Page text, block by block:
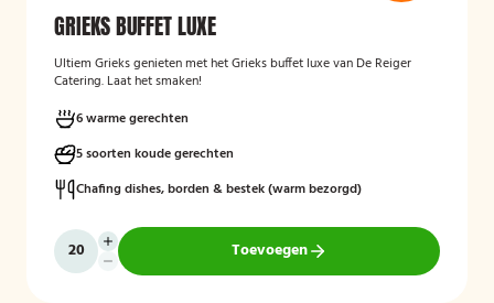
GRIEKS BUFFET LUXE
Ultiem Grieks genieten met het Grieks buffet luxe van De Reiger
Catering. Laat het smaken!
6 warme gerechten
5 soorten koude gerechten
Chafing dishes, borden & bestek (warm bezorgd)
Toevoegen